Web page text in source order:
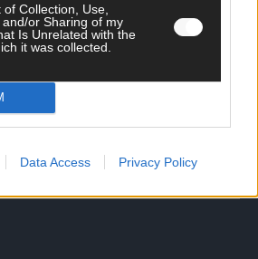
Collection, Use,
or Sharing of my
Is Unrelated with the
it was collected.
Data Access Privacy Policy